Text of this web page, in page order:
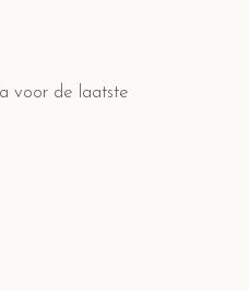
voor de laatste